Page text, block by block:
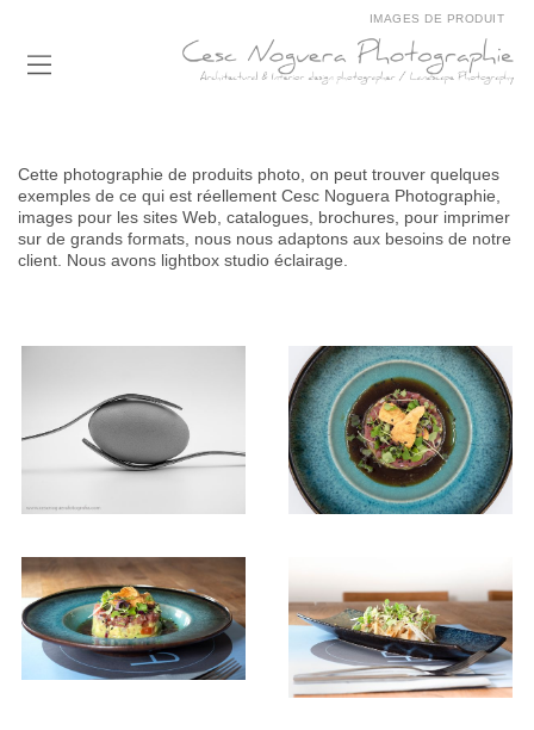
IMAGES DE PRODUIT
Cette photographie de produits photo, on peut trouver quelques
exemples de ce qui est réellement Cesc Noguera Photographie,
images pour les sites Web, catalogues, brochures, pour imprimer
sur de grands formats, nous nous adaptons aux besoins de notre
client. Nous avons lightbox studio éclairage.